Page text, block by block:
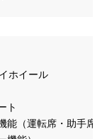
ホイール
ト
ージ機能（運転